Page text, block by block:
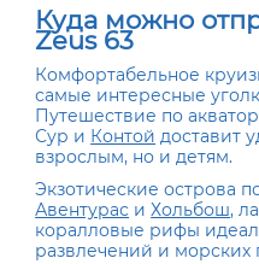
Куда можно
Zeus 63
Комфортабельное
самые интересные
Путешествие по
Сур и Контой доставит
взрослым, но и детям.
Экзотические острова
Авентурас иХольбош,
коралловые рифы
развлечений и морских